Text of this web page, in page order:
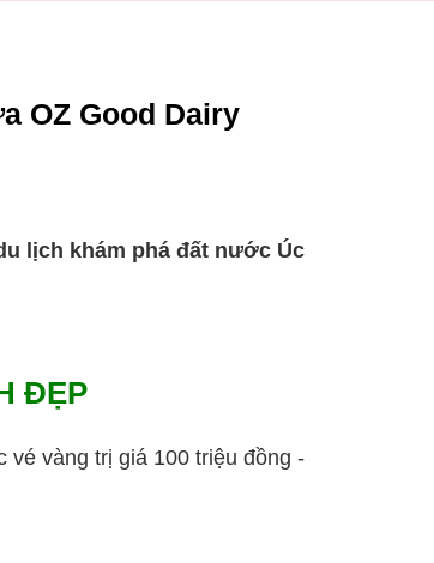
OZ Good Dairy
lịch khám phá đất nước Úc
ĐẸP
vé vàng trị giá 100 triệu đồng -